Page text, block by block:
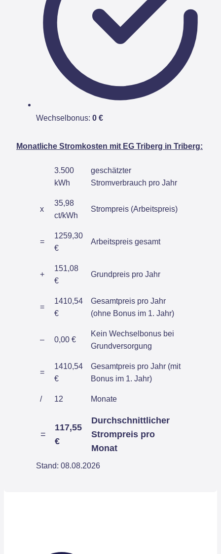
Wechselbonus: 0 €
Monatliche Stromkosten mit EG Triberg in Triberg:
3.500
kWh
geschätzter
Stromverbrauch pro Jahr
x
35,98
ct/kWh
Strompreis (Arbeitspreis)
=
1259,30
€
Arbeitspreis gesamt
+
151,08
€
Grundpreis pro Jahr
=
1410,54
€
Gesamtpreis pro Jahr
(ohne Bonus im 1. Jahr)
– 0,00 €
Kein Wechselbonus bei
Grundversorgung
=
1410,54
€
Gesamtpreis pro Jahr (mit
Bonus im 1. Jahr)
/ 12 Monate
=
117,55
€
Durchschnittlicher
Strompreis pro
Monat
Stand: 08.08.2026